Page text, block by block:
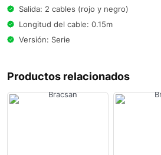
Salida: 2 cables (rojo y negro)
Longitud del cable: 0.15m
Versión: Serie
Productos relacionados